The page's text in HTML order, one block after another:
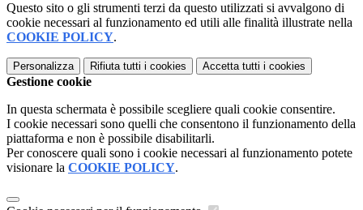
Questo sito o gli strumenti terzi da questo utilizzati si avvalgono di
cookie necessari al funzionamento ed utili alle finalità illustrate nella
COOKIE POLICY.
Personalizza Rifiuta tutti i cookies Accetta tutti i cookies
Gestione cookie
In questa schermata è possibile scegliere quali cookie consentire.
I cookie necessari sono quelli che consentono il funzionamento della
piattaforma e non è possibile disabilitarli.
Per conoscere quali sono i cookie necessari al funzionamento potete
visionare la COOKIE POLICY.